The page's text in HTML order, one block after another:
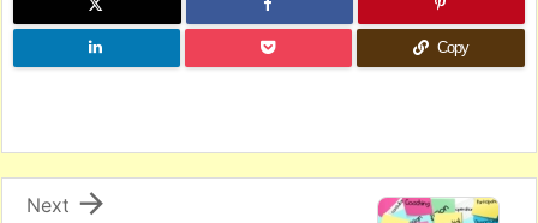
Copy

Next